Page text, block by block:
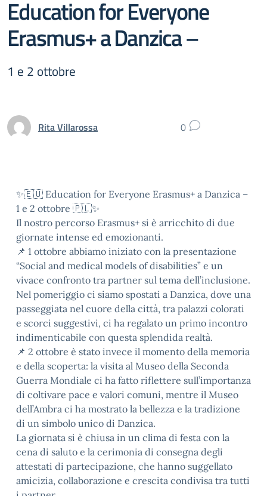
Education for Everyone
Erasmus+ a Danzica –
1 e 2 ottobre
Rita Villarossa 0
✨🇪🇺 Education for Everyone Erasmus+ a Danzica –
1 e 2 ottobre 🇵🇱✨
Il nostro percorso Erasmus+ si è arricchito di due
giornate intense ed emozionanti.
📌 1 ottobre abbiamo iniziato con la presentazione
“Social and medical models of disabilities” e un
vivace confronto tra partner sul tema dell’inclusione.
Nel pomeriggio ci siamo spostati a Danzica, dove una
passeggiata nel cuore della città, tra palazzi colorati
e scorci suggestivi, ci ha regalato un primo incontro
indimenticabile con questa splendida realtà.
📌 2 ottobre è stato invece il momento della memoria
e della scoperta: la visita al Museo della Seconda
Guerra Mondiale ci ha fatto riflettere sull’importanza
di coltivare pace e valori comuni, mentre il Museo
dell’Ambra ci ha mostrato la bellezza e la tradizione
di un simbolo unico di Danzica.
La giornata si è chiusa in un clima di festa con la
cena di saluto e la cerimonia di consegna degli
attestati di partecipazione, che hanno suggellato
amicizia, collaborazione e crescita condivisa tra tutti